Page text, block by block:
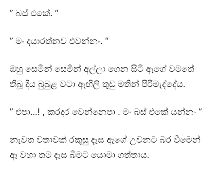
” බස් එකේ. “
” මං දයාරත්නව එවන්නං. “
ඔහු සෙමින් සෙමින් අල්ලා ගෙන සිටි ඇගේ වමතේ
තිබූ දිය බුබුළ වටා ඇඟිලි තුඩු මතින් පිරිමැද්දේය.
” එපා…! , කරදර වෙන්නෙපා . මං බස් එකේ යන්නං “
නැවත වතාවක් රකුසු දෑස ඇගේ උවනට බර වීමෙන්
ඈ වහා තම දෑස බිමට යොමා ගත්තාය.